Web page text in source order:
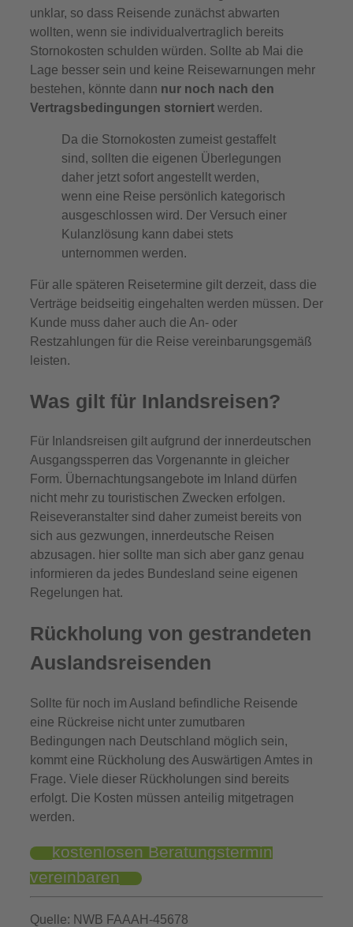
unklar, so dass Reisende zunächst abwarten
wollten, wenn sie individualvertraglich bereits
Stornokosten schulden würden. Sollte ab Mai die
Lage besser sein und keine Reisewarnungen mehr
bestehen, könnte dann nur noch nach den
Vertragsbedingungen storniert werden.
Da die Stornokosten zumeist gestaffelt
sind, sollten die eigenen Überlegungen
daher jetzt sofort angestellt werden,
wenn eine Reise persönlich kategorisch
ausgeschlossen wird. Der Versuch einer
Kulanzlösung kann dabei stets
unternommen werden.
Für alle späteren Reisetermine gilt derzeit, dass die
Verträge beidseitig eingehalten werden müssen. Der
Kunde muss daher auch die An- oder
Restzahlungen für die Reise vereinbarungsgemäß
leisten.
Was gilt für Inlandsreisen?
Für Inlandsreisen gilt aufgrund der innerdeutschen
Ausgangssperren das Vorgenannte in gleicher
Form. Übernachtungsangebote im Inland dürfen
nicht mehr zu touristischen Zwecken erfolgen.
Reiseveranstalter sind daher zumeist bereits von
sich aus gezwungen, innerdeutsche Reisen
abzusagen. hier sollte man sich aber ganz genau
informieren da jedes Bundesland seine eigenen
Regelungen hat.
Rückholung von gestrandeten
Auslandsreisenden
Sollte für noch im Ausland befindliche Reisende
eine Rückreise nicht unter zumutbaren
Bedingungen nach Deutschland möglich sein,
kommt eine Rückholung des Auswärtigen Amtes in
Frage. Viele dieser Rückholungen sind bereits
erfolgt. Die Kosten müssen anteilig mitgetragen
werden.
kostenlosen Beratungstermin
vereinbaren
Quelle: NWB FAAAH-45678